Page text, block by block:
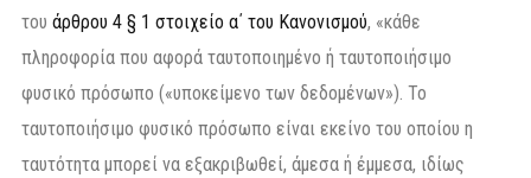
του άρθρου 4 § 1 στοιχείο α΄ του Κανονισμού, «κάθε
πληροφορία που αφορά ταυτοποιημένο ή ταυτοποιήσιμο
φυσικό πρόσωπο («υποκείμενο των δεδομένων»). Το
ταυτοποιήσιμο φυσικό πρόσωπο είναι εκείνο του οποίου η
ταυτότητα μπορεί να εξακριβωθεί, άμεσα ή έμμεσα, ιδίως